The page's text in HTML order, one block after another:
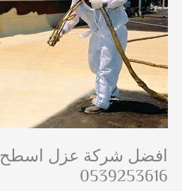
افضل شركة عزل اسطح
0539253616